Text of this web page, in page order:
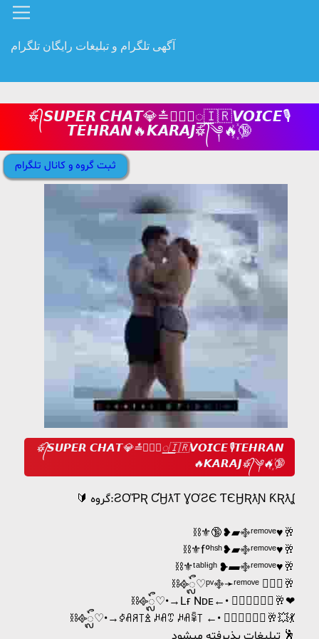
آگهی تلگرام و تبلیغات رایگان تلگرام
𖥘᭄𝙎𝙐𝙋𝙀𝙍 𝘾𝙃𝘼𝙏💎≛꯭⃝⃭‌꯭꯭🇮🇷𝙑𝙊𝙄𝘾𝙀🎙
𝙏𝙀𝙃𝙍𝘼𝙉🔥𝙆𝘼𝙍𝘼𝙅𖥘᭄༆🔥꙰🔞
ثبت گروه و کانال تلگرام
𖥘᭄𝙎𝙐𝙋𝙀𝙍 𝘾𝙃𝘼𝙏💎≛꯭⃝⃭‌꯭꯭🇮🇷𝙑𝙊𝙄𝘾𝙀🎙𝙏𝙀𝙃𝙍𝘼𝙉
🔥𝙆𝘼𝙍𝘼𝙅𖥘᭄༆🔥꙰🔞
🔰 گروه:ƧƠƤƦ ƇӇƛƬ ƔƠƧЄ ƬЄӇƦƛƝ ƘƦƛʆ
⛓️⚜🔞❥▰࿇ʳᵉᵐᵒᵛᵉ♥️🥂
⛓️⚜fºʰˢʰ❥▰࿇ʳᵉᵐᵒᵛᵉ♥️🥂
⛓⚜ᵗᵃᵇˡᶤᵍʰ ❥▰࿇ʳᵉᵐᵒᵛᵉ♥️🥂
⛓᪣ᬼ♡ᵖᵛ࿇➛ʳᵉᵐᵒᵛᵉ ⃟⃦❤🥂
⛓᪣ᬼ♡•→Lғ Nᴅᴇ←• ⃟⃦⃘⃐⃤‌❤🥂❤
⛓᪣ᬼ♡•→ꀆꋬꋪ꓄ꊛ ꈚꋬꀪ ꈚꋬꈛ꓄ ←• ⃟⃦⃘⃐⃤‌❤🥂💥💃